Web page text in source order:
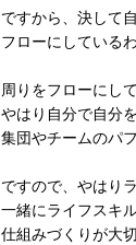
ですから、決して
フローにしている
周りをフローにし
やはり自分で自分
集団やチームのパ
ですので、やはり
一緒にライフスキ
仕組みづくりが大